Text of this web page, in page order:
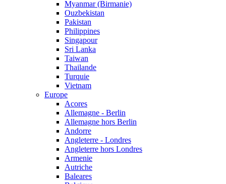
Myanmar (Birmanie)
Ouzbekistan
Pakistan
Philippines
Singapour
Sri Lanka
Taiwan
Thailande
Turquie
Vietnam
Europe
Acores
Allemagne - Berlin
Allemagne hors Berlin
Andorre
Angleterre - Londres
Angleterre hors Londres
Armenie
Autriche
Baleares